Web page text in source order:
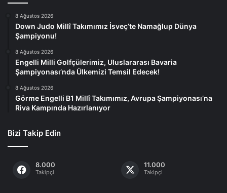
8 Ağustos 2026
Down Judo Millî Takımımız İsveç’te Namağlup Dünya
Şampiyonu!
8 Ağustos 2026
Engelli Milli Golfçülerimiz, Uluslararası Bavaria
Şampiyonası’nda Ülkemizi Temsil Edecek!
8 Ağustos 2026
Görme Engelli B1 Millî Takımımız, Avrupa Şampiyonası’na
Riva Kampında Hazırlanıyor
Bizi Takip Edin
8.000
Takipçi
11.000
Takipçi